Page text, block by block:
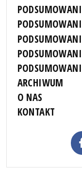
ARCHIWUM
O NAS
KONTAKT